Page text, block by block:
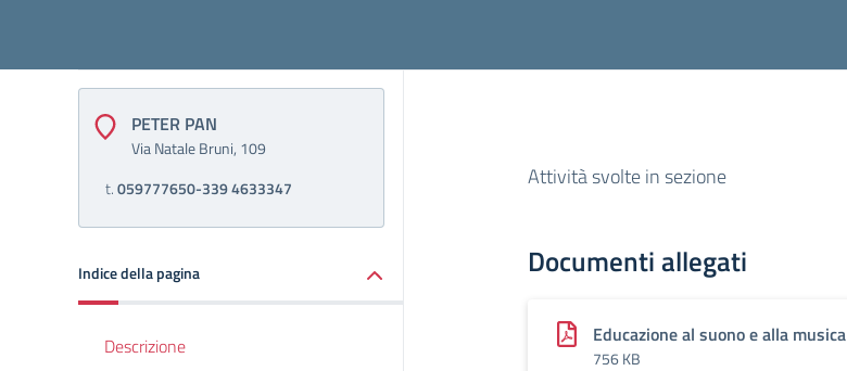
PETER PAN
Via Natale Bruni, 109
t.059777650-339 4633347
Indice della pagina
Descrizione
Attività svolte in sezione
Documenti allegati
Educazione al suono e alla musica
756 KB